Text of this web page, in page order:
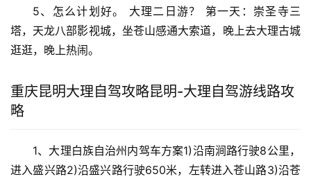
5、怎么计划好。 大理二日游？ 第一天：崇圣寺三
塔，天龙八部影视城，坐苍山感通大索道，晚上去大理古城
逛逛，晚上热闹。
重庆昆明大理自驾攻略昆明-大理自驾游线路攻
略
1、大理白族自治州内驾车方案1)沿南涧路行驶8公里，
进入盛兴路2)沿盛兴路行驶650米，左转进入苍山路3)沿苍